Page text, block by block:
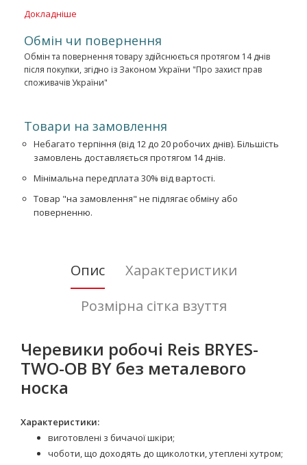
Докладніше
Обмін чи повернення
Обмін та повернення товару здійснюється протягом 14 днів
після покупки, згідно із Законом України "Про захист прав
споживачів України"
Товари на замовлення
Небагато терпіння (від 12 до 20 робочих днів). Більшість
замовлень доставляється протягом 14 днів.
Мінімальна передплата 30% від вартості.
Товар "на замовлення" не підлягає обміну або
поверненню.
Опис
Характеристики
Розмірна сітка взуття
Черевики робочі Reis BRYES-
TWO-OB BY без металевого
носка
Характеристики:
виготовлені з бичачої шкіри;
чоботи, що доходять до щиколотки, утеплені хутром;